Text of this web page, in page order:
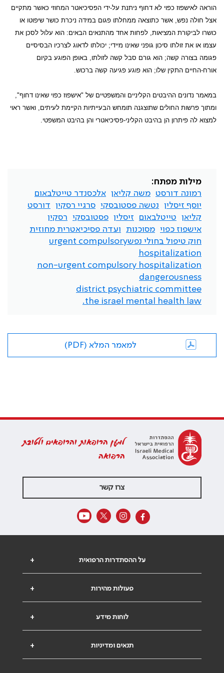
הוראה לאישפוז כפוי לא דחוף ניתנת על-ידי הפסיכיאטר המחוזי כאשר מתקיים
אצל חולה נפש, אשר כתוצאה ממחלתו פגום במידה ניכרת כושר שיפוטו או
כושרו לביקורת המציאות, לפחות אחד מהתנאים הבאים: הוא עלול לסכן את
עצמו או את זולתו סיכון גופני שאינו מיידי; יכולתו לדאוג לצרכיו הבסיסיים
פגומה בצורה קשה; הוא גורם סבל קשה לזולתו, באופן הפוגע בקיום
אורח-החיים התקין שלו; הוא פוגע פגיעה קשה ברכוש.
במאמר נדונים ההיבטים הקליניים והמשפטיים של "אישפוז כפוי שאינו דחוף",
ומתוך פרשות החולים שתוצגנה תומחש הבעייתיות הקיימת לעיתים, ואשר ראוי
למצוא לה פיתרון הן בהיבט הקליני-פסיכיאטרי והן בהיבט המשפטי.
מילות מפתח:
רמונה דורסט
משה קליאן אלכסנדר טייטלבאום
יוסף זיסלין
נטשה פסטובסקי סרגיי רסקין
דורסט
קליאן
טייטלבאום זיסלין פסטובסקי
רסקין
אישפוז כפוי מסוכנות
ועדה פסיכיאטרית מחוזית
חוק טיפול בחולי נפשurgent compulsory
hospitalization
non-urgent compulsory hospitalization
dangerousness
district psychiatric committee
the israel mental health law.
למאמר המלא (PDF)
למען הרופאות והרופאים ולטובת
הרפואה
צרו קשר
+ על ההסתדרות הרפואית
+ פעולות מהירות
+ לוחות מידע
+ תנאים ומדיניות